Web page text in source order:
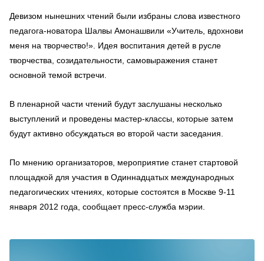
Девизом нынешних чтений были избраны слова известного
педагога-новатора Шалвы Амонашвили «Учитель, вдохнови
меня на творчество!». Идея воспитания детей в русле
творчества, созидательности, самовыражения станет
основной темой встречи.
В пленарной части чтений будут заслушаны несколько
выступлений и проведены мастер-классы, которые затем
будут активно обсуждаться во второй части заседания.
По мнению организаторов, мероприятие станет стартовой
площадкой для участия в Одиннадцатых международных
педагогических чтениях, которые состоятся в Москве 9-11
января 2012 года, сообщает пресс-служба мэрии.